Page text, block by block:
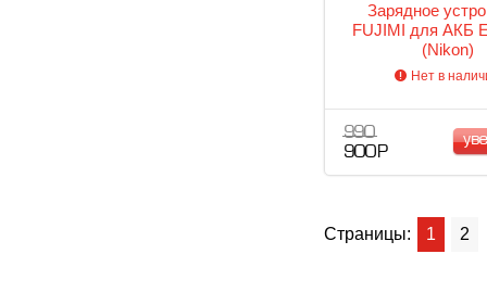
Зарядное
FUJIMI для АКБ
(Nikon)
Нет в
990
900 Р
Страницы: 1 2